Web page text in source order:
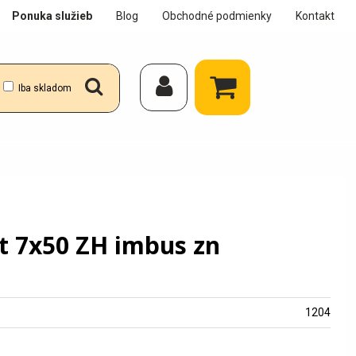
Iba skladom
Ponuka služieb Blog Obchodné podmienky Kontakt
ZH imbus zn
1204